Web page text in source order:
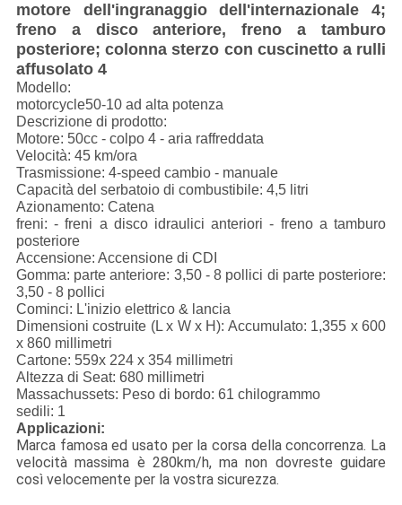
motore dell'ingranaggio dell'internazionale 4;
freno a disco anteriore, freno a tamburo
posteriore; colonna sterzo con cuscinetto a rulli
affusolato 4
Modello:
motorcycle50-10 ad alta potenza
Descrizione di prodotto:
Motore: 50cc - colpo 4 - aria raffreddata
Velocità: 45 km/ora
Trasmissione: 4-speed cambio - manuale
Capacità del serbatoio di combustibile: 4,5 litri
Azionamento: Catena
freni: - freni a disco idraulici anteriori - freno a tamburo
posteriore
Accensione: Accensione di CDI
Gomma: parte anteriore: 3,50 - 8 pollici di parte posteriore:
3,50 - 8 pollici
Cominci: L'inizio elettrico & lancia
Dimensioni costruite (L x W x H): Accumulato: 1,355 x 600
x 860 millimetri
Cartone: 559x 224 x 354 millimetri
Altezza di Seat: 680 millimetri
Massachussets: Peso di bordo: 61 chilogrammo
sedili: 1
Applicazioni:
Marca famosa ed usato per la corsa della concorrenza. La
velocità massima è 280km/h, ma non dovreste guidare
così velocemente per la vostra sicurezza.